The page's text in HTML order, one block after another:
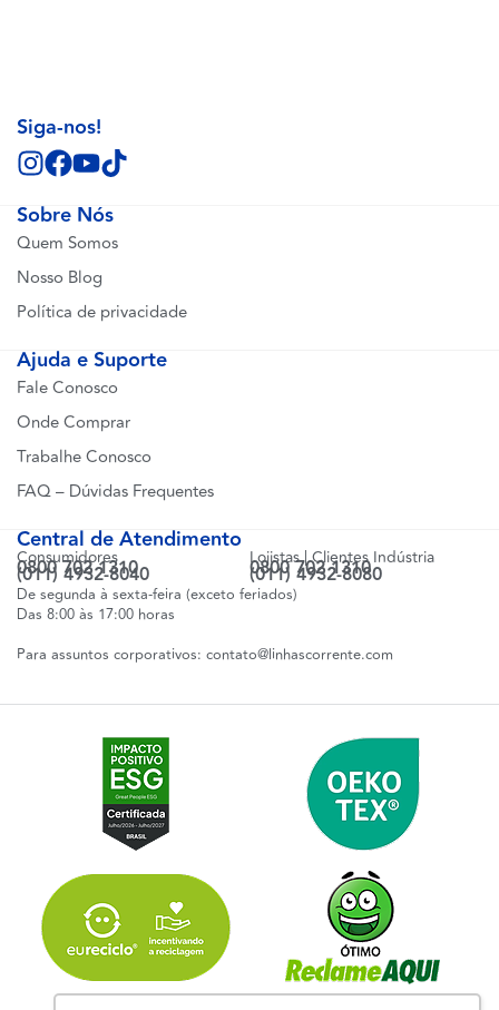
Sobre Nós
Quem Somos
Nosso Blog
Política de privacidade
Ajuda e Suporte
Fale Conosco
Onde Comprar
Trabalhe Conosco
FAQ – Dúvidas Frequentes
Central de Atendimento
Consumidores
0800 702 1310
(011) 4932-8040
Lojistas | Clientes Indústria
0800 702 1310
(011) 4932-8080
De segunda à sexta-feira (exceto feriados)
Das 8:00 às 17:00 horas
Para assuntos corporativos: contato@linhascorrente.com
Siga-nos!